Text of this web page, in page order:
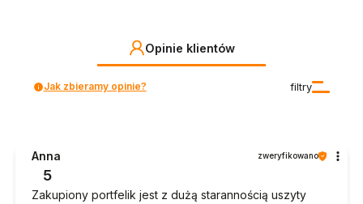
Opinie klientów
filtry
Jak zbieramy opinie?
Anna zweryfikowano
5
Zakupiony portfelik jest z dużą starannością uszyty